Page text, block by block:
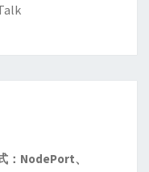
NodePort、